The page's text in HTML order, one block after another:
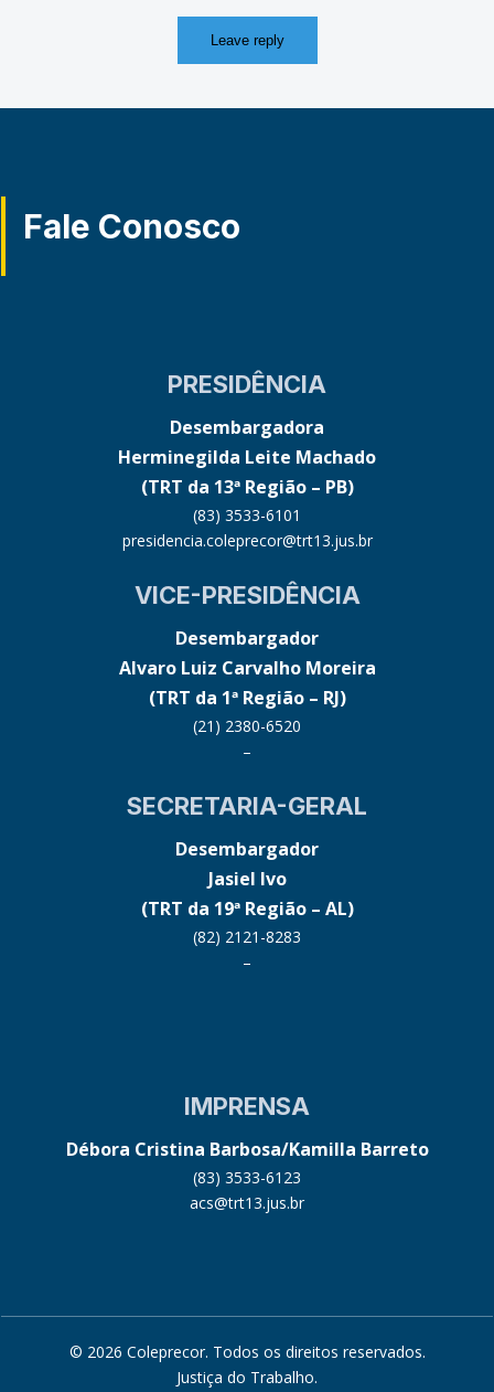
Fale Conosco
PRESIDÊNCIA
Desembargadora
Herminegilda Leite Machado
(TRT da 13ª Região – PB)
(83) 3533-6101
presidencia.coleprecor@trt13.jus.br
VICE-PRESIDÊNCIA
Desembargador
Alvaro Luiz Carvalho Moreira
(TRT da 1ª Região – RJ)
(21) 2380-6520
–
SECRETARIA-GERAL
Desembargador
Jasiel Ivo
(TRT da 19ª Região – AL)
(82) 2121-8283
–
IMPRENSA
Débora Cristina Barbosa/Kamilla Barreto
(83) 3533-6123
acs@trt13.jus.br
© 2026 Coleprecor. Todos os direitos reservados.
Justiça do Trabalho.